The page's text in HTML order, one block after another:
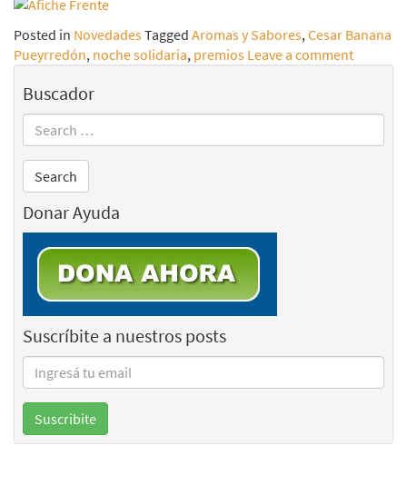
Posted in NovedadesTagged Aromas y Sabores,Cesar Banana
Pueyrredón, noche solidaria, premios Leave a comment
Buscador
Donar Ayuda
Suscríbite a nuestros posts